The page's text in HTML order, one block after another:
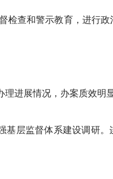
检查和警示教育，进行政
进展情况，办案质效明显
基层监督体系建设调研。